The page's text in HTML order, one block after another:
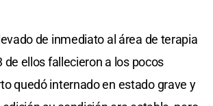
de inmediato al área de terapia
de ellos fallecieron a los pocos
quedó internado en estado grave y